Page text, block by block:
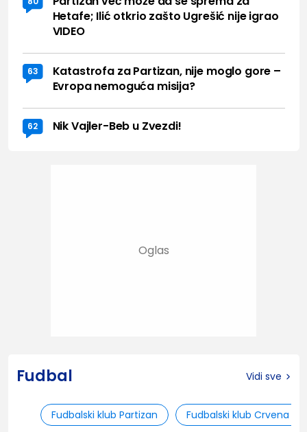
Hetafe; Ilić otkrio zašto Ugrešić nije igrao
VIDEO
63
Katastrofa za Partizan, nije moglo gore –
Evropa nemoguća misija?
62 Nik Vajler-Beb u Zvezdi!
Fudbal Vidi sve
Fudbalski klub Partizan Fudbalski klub Crvena